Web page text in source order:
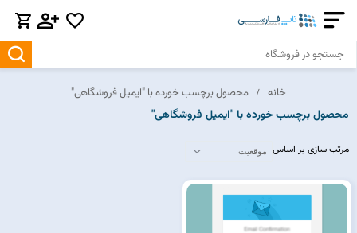
خانه محصول برچسب خورده با "ایمیل فروشگاهی"
محصول برچسب خورده با "ایمیل فروشگاهی"
مرتب سازی بر اساس